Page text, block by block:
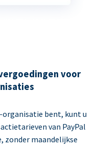
voor
organisatie bent, kunt u
van PayPal
zonder maandelijkse